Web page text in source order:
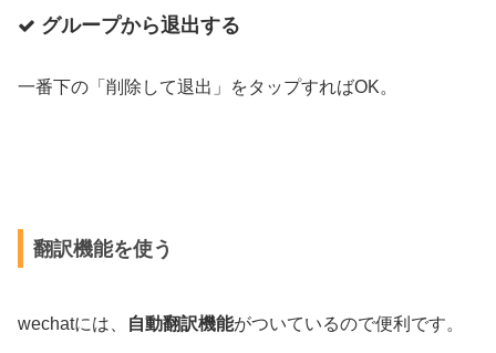
グループから退出する
一番下の「削除して退出」をタップすればOK。
翻訳機能を使う
wechatには、 自動翻訳機能がついているので便利です。